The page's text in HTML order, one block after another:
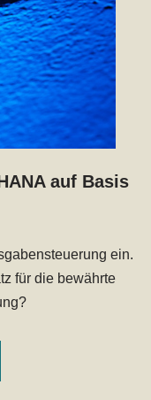
auf Basis
ein.
für die bewährte